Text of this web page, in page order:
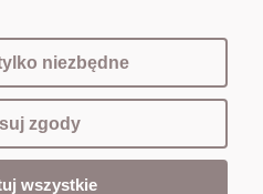
Shoper.pl
niezbędne
zgody
wszystkie